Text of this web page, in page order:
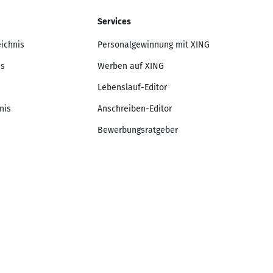
Services
Personalgewinnung mit XING
Werben auf XING
Lebenslauf-Editor
Anschreiben-Editor
Bewerbungsratgeber